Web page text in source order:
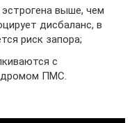
выше, чем
дисбаланс, в
риск запора;
с
ПМС.